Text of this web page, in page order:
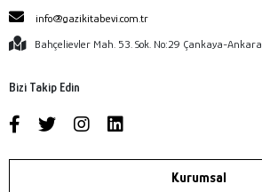
info@gazikitabevi.com.tr
Bahçelievler Mah. 53. Sok. No:29 Çankaya-Ankara
Bizi Takip Edin
Kurumsal